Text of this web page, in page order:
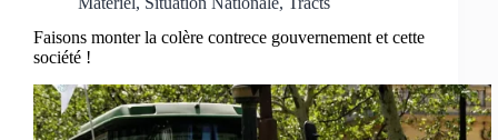
Faisons monter la colère contrece gouvernement et cette
société !